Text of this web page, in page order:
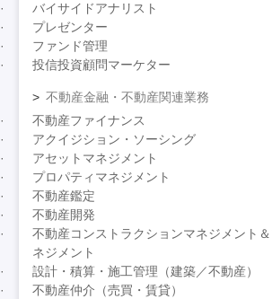
バイサイドアナリスト
プレゼンター
ファンド管理
投信投資顧問マーケター
不動産金融・不動産関連業務
不動産ファイナンス
アクイジション・ソーシング
アセットマネジメント
プロパティマネジメント
不動産鑑定
不動産開発
不動産コンストラクションマネジメント
ネジメント
設計・積算・施工管理（建築／不動産）
不動産仲介（売買・賃貸）